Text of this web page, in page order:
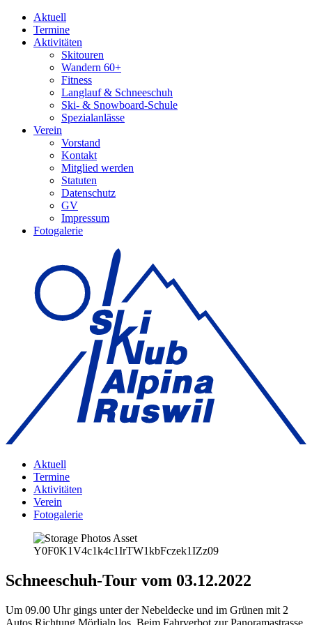
Aktuell
Termine
Aktivitäten
Skitouren
Wandern 60+
Fitness
Langlauf & Schneeschuh
Ski- & Snowboard-Schule
Spezialanlässe
Verein
Vorstand
Kontakt
Mitglied werden
Statuten
Datenschutz
GV
Impressum
Fotogalerie
Aktuell
Termine
Aktivitäten
Verein
Fotogalerie
Schneeschuh-Tour vom 03.12.2022
Um 09.00 Uhr gings unter der Nebeldecke und im Grünen mit 2
Autos Richtung Mörlialp los. Beim Fahrverbot zur Panoramastrasse